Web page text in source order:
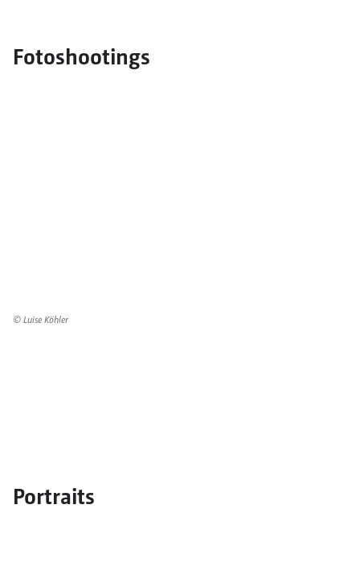
Fotoshootings
© Luise Köhler
Portraits